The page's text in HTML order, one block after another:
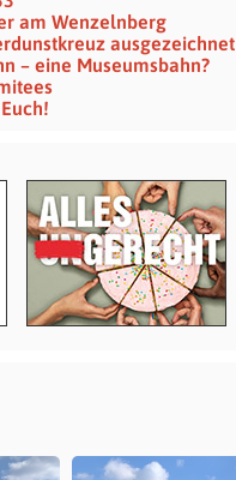
am Wenzelnberg
ausgezeichnet
– eine Museumsbahn?